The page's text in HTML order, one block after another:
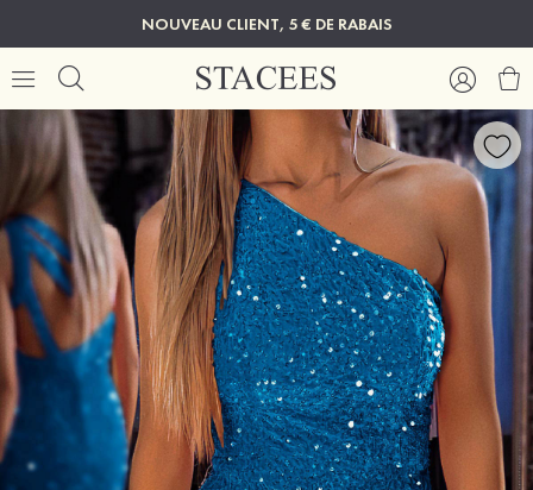
NOUVEAU CLIENT, 5 € DE RABAIS